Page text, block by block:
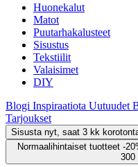
Huonekalut
Matot
Puutarhakalusteet
Sisustus
Tekstiilit
Valaisimet
DIY
Blogi Inspiraatiota Uutuudet
Tarjoukset
Sisusta nyt, saat 3 kk
Normaalihintaiset tuotteet -
300